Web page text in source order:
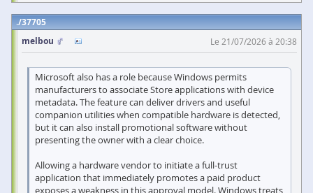
37705
melbou
Le 21/07/2026 à 20:38
Microsoft also has a role because Windows permits
manufacturers to associate Store applications with device
metadata. The feature can deliver drivers and useful
companion utilities when compatible hardware is detected,
but it can also install promotional software without
presenting the owner with a clear choice.
Allowing a hardware vendor to initiate a full-trust
application that immediately promotes a paid product
exposes a weakness in this approval model. Windows treats